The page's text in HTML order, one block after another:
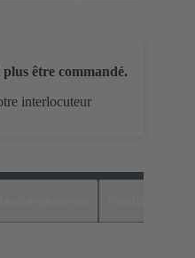
être commandé.
interlocuteur